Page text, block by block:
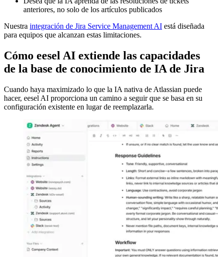
anteriores, no solo de los artículos publicados
Nuestra integración de Jira Service Management AI está diseñada
para equipos que alcanzan estas limitaciones.
Cómo eesel AI extiende las capacidades
de la base de conocimiento de IA de Jira
Cuando haya maximizado lo que la IA nativa de Atlassian puede
hacer, eesel AI proporciona un camino a seguir que se basa en su
configuración existente en lugar de reemplazarla.